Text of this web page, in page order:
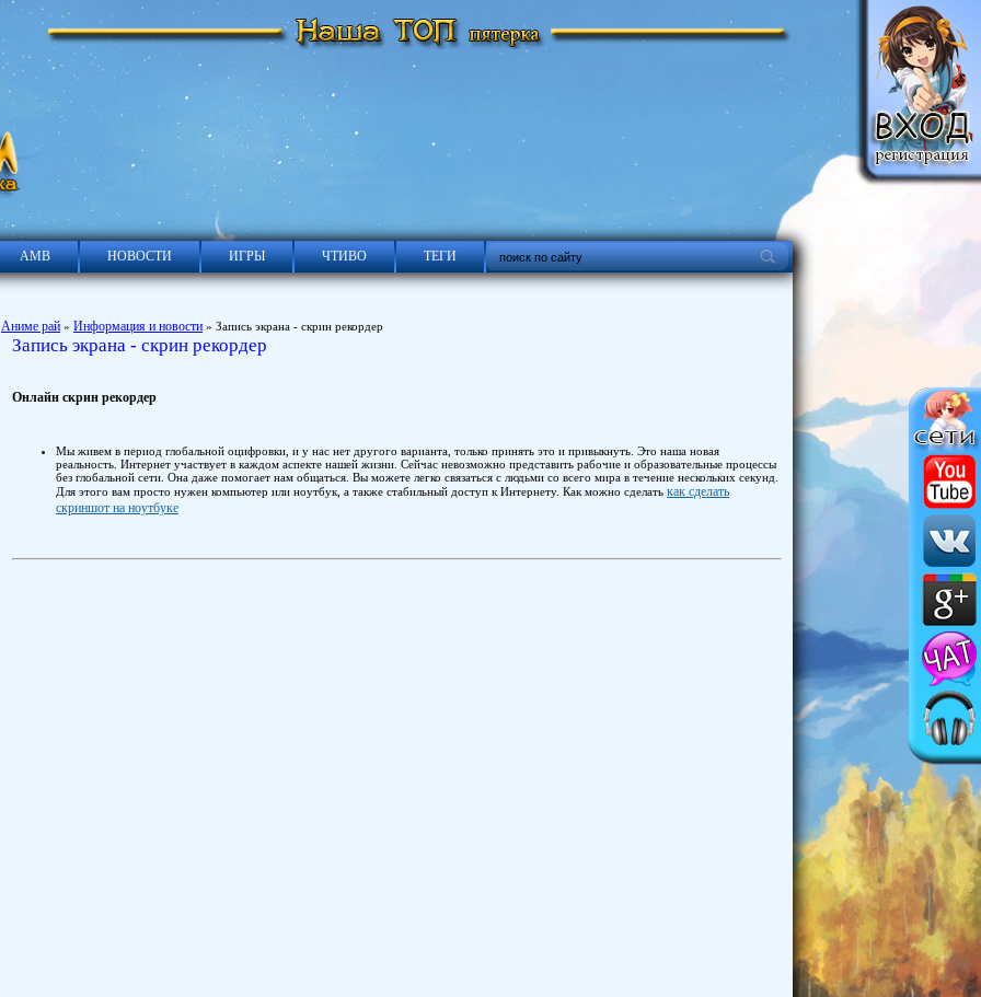
АМВ НОВОСТИ ИГРЫ ЧТИВО ТЕГИ
Аниме рай » Информация и новости » Запись экрана - скрин рекордер
Запись экрана - скрин рекордер
Онлайн скрин рекордер
Мы живем в период глобальной оцифровки, и у нас нет другого варианта, только принять это и привыкнуть. Это наша новая
реальность. Интернет участвует в каждом аспекте нашей жизни. Сейчас невозможно представить рабочие и образовательные процессы
без глобальной сети. Она даже помогает нам общаться. Вы можете легко связаться с людьми со всего мира в течение нескольких секунд.
Для этого вам просто нужен компьютер или ноутбук, а также стабильный доступ к Интернету. Как можно сделать как сделать
скриншот на ноутбуке